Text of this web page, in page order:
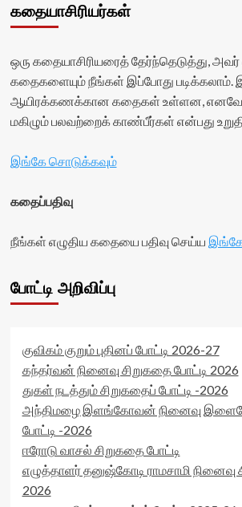
56a7cb3c99001'
data-
starsize='16'
data-
rater-
postid='27985'
rater-
>
class='yasr-
(0)
</span>
</div>
vv-
container">
<div
class='yasr-
stars-
title
stars'
rater-
rating='0'
data-
rater-
postid='16562'
data-
rater-
readonly='true'
data-
readonly-
attribute='true'
கதையாசிரியர்கள்
ஒரு கதையாசிரியரைத் தேர்ந்தெடுத்து,
கதைகளையும் நீங்கள் இப்போது படிக்கலாம்.
ஆயிரக்கணக்கான கதைகள் உள்ளன, எனவே
மகிழும் பலவற்றைக் காண்பீர்கள் என்பது
இங்கே சொடுக்கவும்
கதைப்பதிவு
நீங்கள் எழுதிய கதையை பதிவு செய்ய
போட்டி அறிவிப்பு
குவிகம் குறும் புதினப் போட்டி 2026-27
கந்தர்வன் நினைவு சிறுகதை போட்டி 2026
துகள் நடத்தும் சிறுகதைப் போட்டி -2026
அந்திமழை இளங்கோவன் நினைவு
போட்டி -2026
ஈரோடு வாசல் சிறுகதை போட்டி
எழுத்தாளர் தனுஷ்கோடி ராமசாமி நினைவு
2026